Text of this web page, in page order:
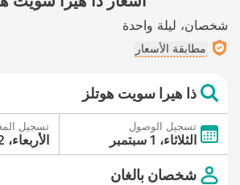
شخصان ليلة واحدة
مطابقة الأسعار
ذا هيرا سويت هوتلز
تسجيل الوصول
الثلاثاء، 1 سبتمبر
تسجيل
الأربعاء، 2 سبتمبر
شخصان بالغان